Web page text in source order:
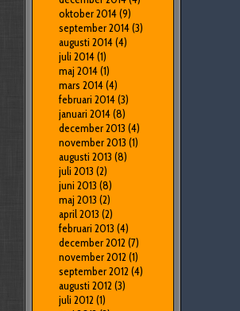
oktober 2014(9)
september 2014(3)
augusti 2014(4)
juli 2014(1)
maj 2014(1)
mars 2014(4)
februari 2014(3)
januari 2014(8)
december 2013 (4)
november 2013 (1)
augusti 2013 (8)
juli 2013 (2)
juni 2013 (8)
maj 2013 (2)
april 2013 (2)
februari 2013 (4)
december 2012 (7)
november 2012 (1)
september 2012 (4)
augusti 2012 (3)
juli 2012 (1)